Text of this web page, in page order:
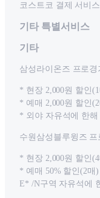
코스트코 결제 서비스
기타 특별서비스
기타
삼성라이온즈 프로경
* 현장 2,000원 할인
* 예매 2,000원 할인
* 외야 자유석에 한
수원삼성블루윙즈
* 현장 2,000원 할인
* 예매 50% 할인(2매)
E* /N구역 자유석에